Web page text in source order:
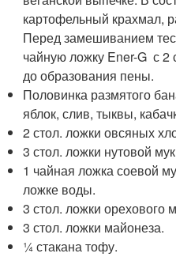
картофельный крахмал,
Перед замешиванием
чайную ложку Ener-G с 2
до образования пены.
Половинка размятого
яблок, слив, тыквы,
2 стол. ложки овсяных
3 стол. ложки нутовой
1 чайная ложка соевой
ложке воды.
3 стол. ложки орехового
3 стол. ложки майонеза.
¼ стакана тофу.